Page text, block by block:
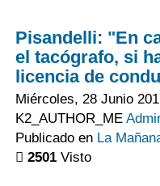
Pisandelli: "En
el tacógrafo, si
licencia de
Miércoles, 28 Junio
K2_AUTHOR_ME
Publicado en La
2501 Visto